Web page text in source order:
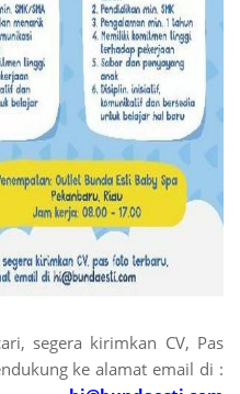
segera kirimkan CV, Pas
ke alamat email di :